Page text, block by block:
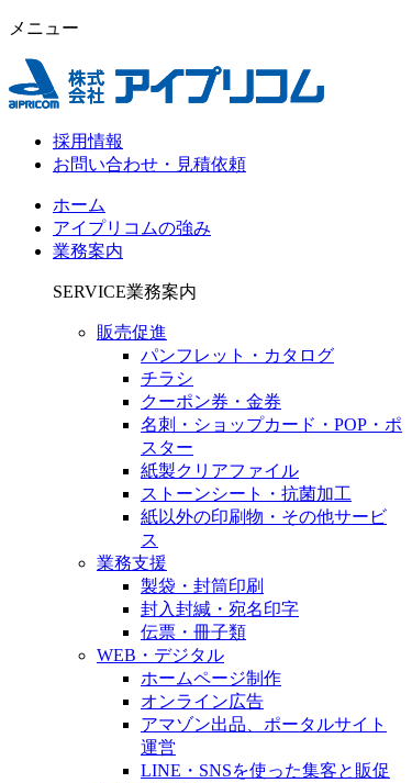
メニュー
採用情報
お問い合わせ・見積依頼
ホーム
アイプリコムの強み
業務案内
SERVICE業務案内
販売促進
パンフレット・カタログ
チラシ
クーポン券・金券
名刺・ショップカード・POP・ポ
スター
紙製クリアファイル
ストーンシート・抗菌加工
紙以外の印刷物・その他サービ
ス
業務支援
製袋・封筒印刷
封入封緘・宛名印字
伝票・冊子類
WEB・デジタル
ホームページ制作
オンライン広告
アマゾン出品、ポータルサイト
運営
LINE・SNSを使った集客と販促